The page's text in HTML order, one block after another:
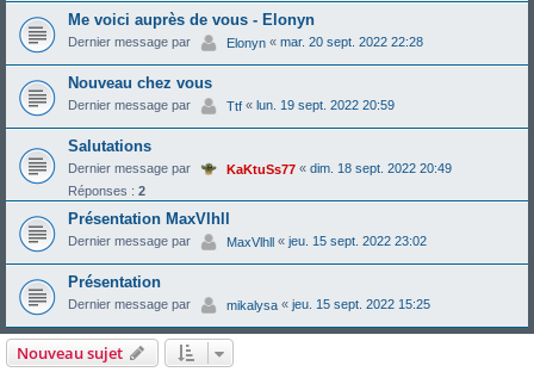
Me voici auprès de vous - Elonyn
Dernier message par Elonyn « mar. 20 sept. 2022 22:28
Nouveau chez vous
Dernier message par Ttf « lun. 19 sept. 2022 20:59
Salutations
Dernier message par KaKtuSs77 « dim. 18 sept. 2022 20:49
Réponses : 2
Présentation MaxVlhll
Dernier message par MaxVlhll « jeu. 15 sept. 2022 23:02
Présentation
Dernier message par mikalysa « jeu. 15 sept. 2022 15:25
Nouveau sujet